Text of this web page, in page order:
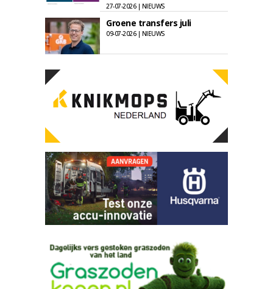
27-07-2026 | NIEUWS
Groene transfers juli
09-07-2026 | NIEUWS